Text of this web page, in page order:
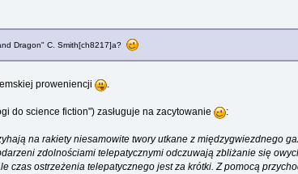
Dragon" C. Smith[ch8217]a?
proweniencji .
do science fiction") zasługuje na zacytowanie :
na rakiety niesamowite twory utkane z międzygwiezdnego
zdolnościami telepatycznymi odczuwają zbliżanie się
czas ostrzeżenia telepatycznego jest za krótki. Z pomocą